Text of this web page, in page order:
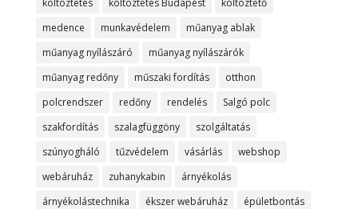
költöztetés
költöztetés Budapest
költöztető
medence
munkavédelem
műanyag ablak
műanyag nyílászáró
műanyag nyílászárók
műanyag redőny
műszaki fordítás
otthon
polcrendszer
redőny rendelés
Salgó polc
szakfordítás
szalagfüggöny
szolgáltatás
szúnyogháló
tűzvédelem vásárlás
webshop
webáruház
zuhanykabin
árnyékolás
árnyékolástechnika
ékszer webáruház épületbontás